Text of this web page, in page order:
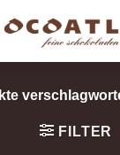
FILTER